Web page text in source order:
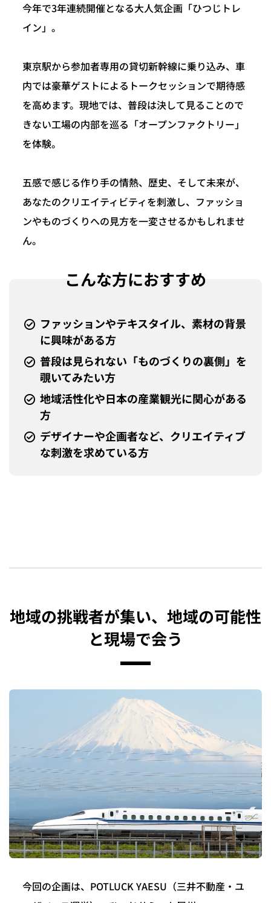
今年で3年連続開催となる大人気企画「ひつじトレ
イン」。
東京駅から参加者専用の貸切新幹線に乗り込み、車
内では豪華ゲストによるトークセッションで期待感
を高めます。現地では、普段は決して見ることので
きない工場の内部を巡る「オープンファクトリー」
を体験。
五感で感じる作り手の情熱、歴史、そして未来が、
あなたのクリエイティビティを刺激し、ファッショ
ンやものづくりへの見方を一変させるかもしれませ
ん。
こんな方におすすめ
ファッションやテキスタイル、素材の背景
に興味がある方
普段は見られない「ものづくりの裏側」を
覗いてみたい方
地域活性化や日本の産業観光に関心がある
方
デザイナーや企画者など、クリエイティブ
な刺激を求めている方
地域の挑戦者が集い、地域の可能性
と現場で会う
今回の企画は、POTLUCK YAESU（三井不動産・ユ